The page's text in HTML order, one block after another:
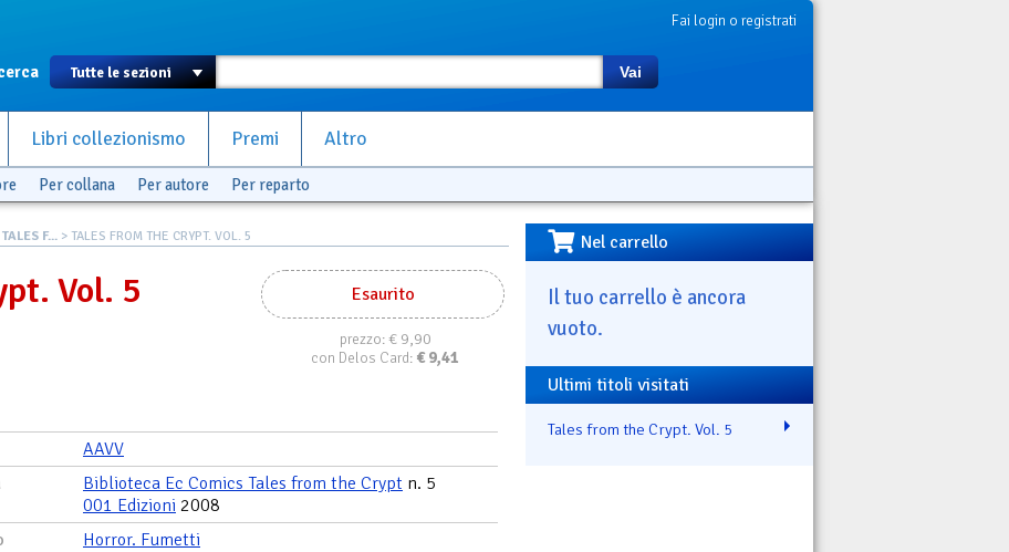
Fai login o registrati
Vai
Libri collezionismo Premi Altro
Per collana Per autore Per reparto
F... > TALES FROM THE CRYPT. VOL. 5
Esaurito
prezzo:€ 9,90
con Delos Card: € 9,41
Vol. 5
AAVV
Biblioteca Ec Comics Tales from the Crypt n. 5
001 Edizioni 2008
Horror. Fumetti
Nel carrello
Il tuo carrello è ancora
vuoto.
Ultimi titoli visitati
Tales from the Crypt. Vol. 5